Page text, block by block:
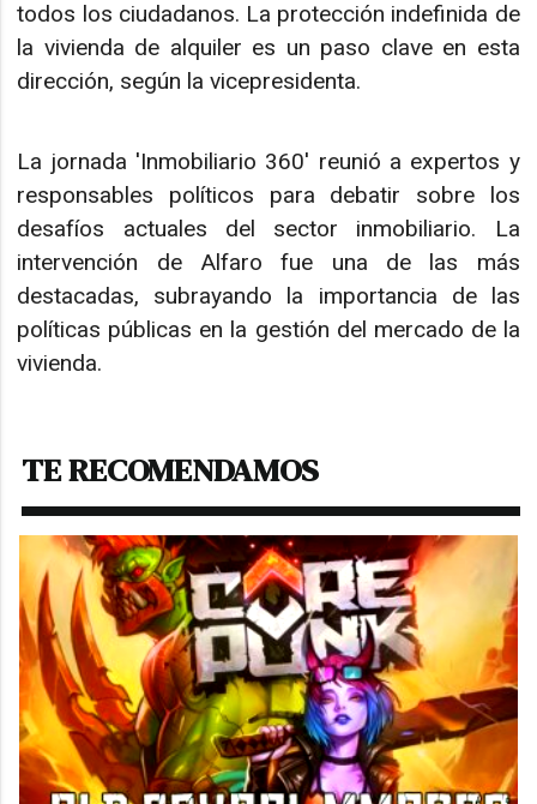
todos los ciudadanos. La protección indefinida de
la vivienda de alquiler es un paso clave en esta
dirección, según la vicepresidenta.
La jornada 'Inmobiliario 360' reunió a expertos y
responsables políticos para debatir sobre los
desafíos actuales del sector inmobiliario. La
intervención de Alfaro fue una de las más
destacadas, subrayando la importancia de las
políticas públicas en la gestión del mercado de la
vivienda.
TE RECOMENDAMOS